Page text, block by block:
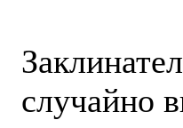
случайно